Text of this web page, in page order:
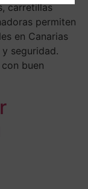
carretillas
permiten
en Canarias
seguridad.
buen